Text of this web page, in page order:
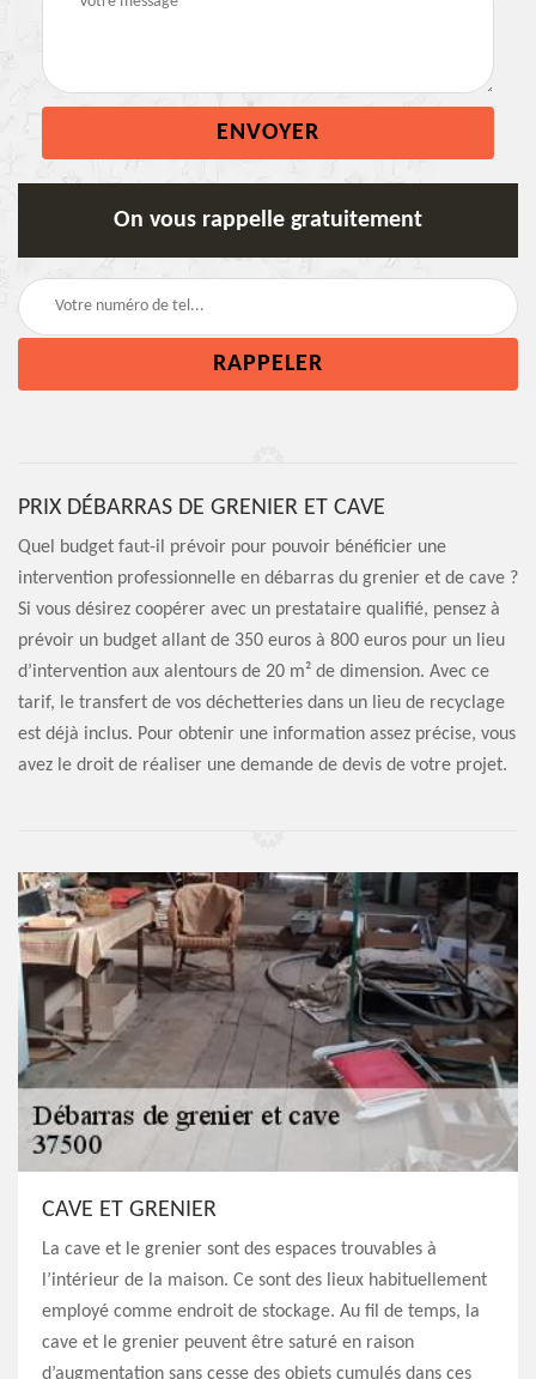
On vous rappelle gratuitement
PRIX DÉBARRAS DE GRENIER ET CAVE
Quel budget faut-il prévoir pour pouvoir bénéficier une
intervention professionnelle en débarras du grenier et de cave ?
Si vous désirez coopérer avec un prestataire qualifié, pensez à
prévoir un budget allant de 350 euros à 800 euros pour un lieu
d’intervention aux alentours de 20 m² de dimension. Avec ce
tarif, le transfert de vos déchetteries dans un lieu de recyclage
est déjà inclus. Pour obtenir une information assez précise, vous
avez le droit de réaliser une demande de devis de votre projet.
CAVE ET GRENIER
La cave et le grenier sont des espaces trouvables à
l’intérieur de la maison. Ce sont des lieux habituellement
employé comme endroit de stockage. Au fil de temps, la
cave et le grenier peuvent être saturé en raison
d’augmentation sans cesse des objets cumulés dans ces